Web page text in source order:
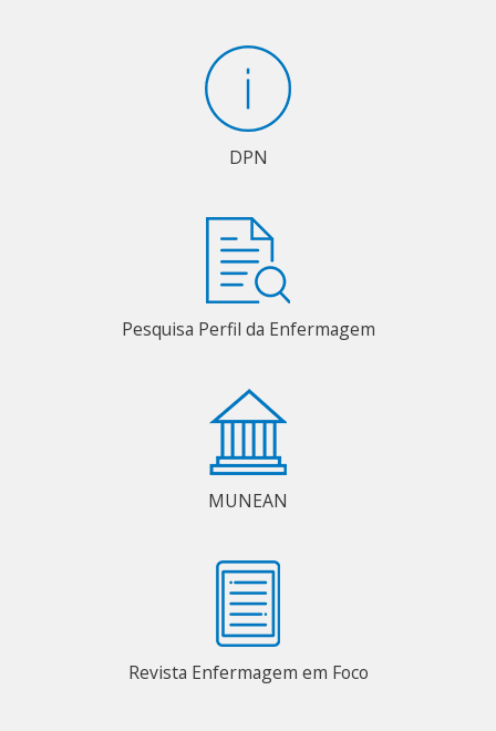
DPN
Pesquisa Perfil da Enfermagem
MUNEAN
Revista Enfermagem em Foco